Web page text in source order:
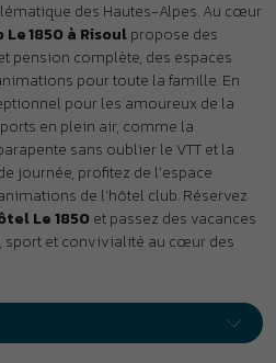
entouré de sommets approchant
le village vacances Le 1850 ***
propice à l’exploration
Tous les services et
mètres.
à Risoul
pension complète
(ascenseur jusqu’au 3